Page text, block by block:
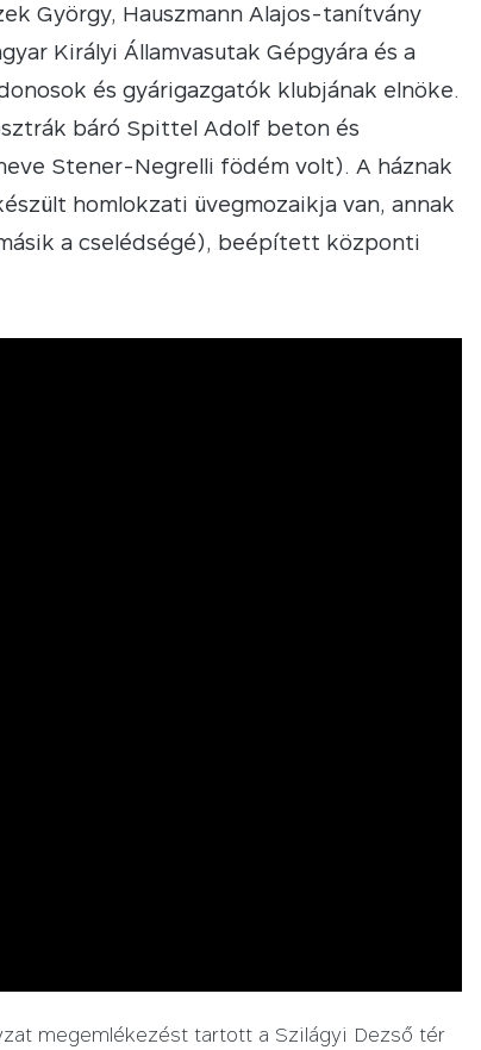
György, Hauszmann Alajos-tanítvány
Királyi Államvasutak Gépgyára és a
és gyárigazgatók klubjának elnöke.
báró Spittel Adolf beton és
Stener-Negrelli födém volt). A háznak
homlokzati üvegmozaikja van, annak
a cselédségé), beépített központi
megemlékezést tartott a Szilágyi Dezső tér